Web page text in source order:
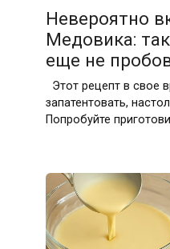
Невероятно
Медовика:
еще не
Этот рецепт в свое
запатентовать,
Попробуйте